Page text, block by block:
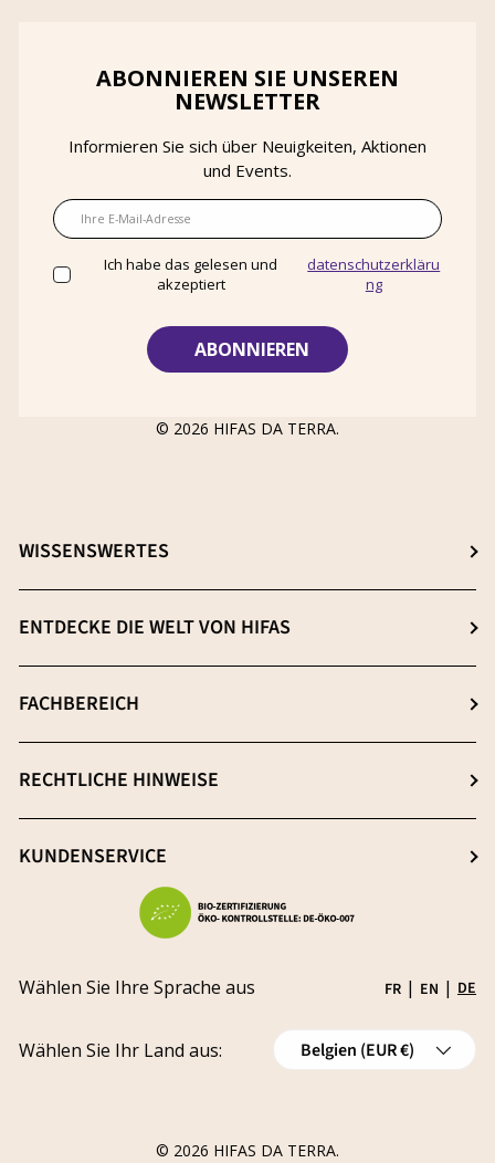
WISSENSWERTES
Wähle dein ideales Nahrungsergänzungsmittel
β-(1-3),(1-6) D-Glucane
Extraktion: Der Schlüsselprozess
Qualitätsmerkmale
Frei von Schwermetallen
ENTDECKE DIE WELT VON HIFAS
Über uns
Neuigkeiten
Blog
Nachhaltigkeit
Forschung & Entwicklung
Werde Vertriebspartner
Fördermittel
FACHBEREICH
Anmeldung
Registrierung
RECHTLICHE HINWEISE
AGB & Widerrufsbelehrung
Datenschutzerklärung
Stornierungen
KUNDENSERVICE
Problem melden
Status verfolgen
Wählen Sie Ihre Sprache aus
FR | EN | DE
Wählen Sie Ihr Land aus:
Land/Region
Belgien (EUR €)
© 2026 HIFAS DA TERRA.
ABONNIEREN SIE UNSEREN
NEWSLETTER
Informieren Sie sich über Neuigkeiten, Aktionen
und Events.
E-Mail
Ich habe das gelesen und
akzeptiert
datenschutzerkläru
ng
© 2026 HIFAS DA TERRA.